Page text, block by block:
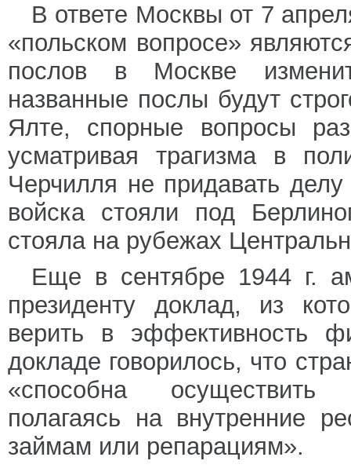
В ответе Москвы от 7
«польском вопросе»
послов в Москве
названные послы будут
Ялте, спорные вопросы
усматривая трагизма в
Черчилля не придавать
войска стояли под
стояла на рубежах
Еще в сентябре 1944 г.
президенту доклад, из
верить в эффективность
докладе говорилось, что
«способна осуществить
полагаясь на внутренние
займам или репарациям».